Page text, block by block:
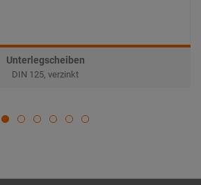
Unterlegscheiben
DIN 125, verzinkt